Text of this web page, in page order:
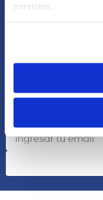
servicios.
Redes Sociales